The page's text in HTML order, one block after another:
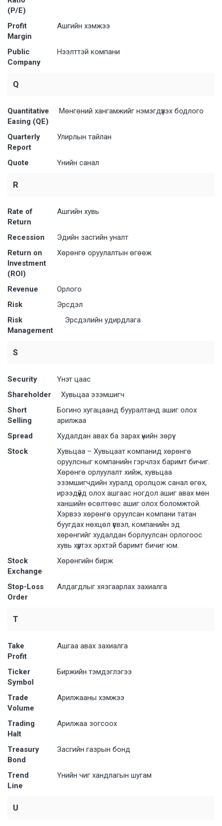
(P/E)
Profit
Margin
Ашгийн хэмжээ
Public
Company
Нээлттэй компани
Q
Quantitative
Easing (QE)
Мөнгөний хангамжийг нэмэгдүүлэх бодлого
Quarterly
Report
Улирлын тайлан
Quote Үнийн санал
R
Rate of
Return
Ашгийн хувь
Recession
Эдийн засгийн уналт
Return on
Investment
(ROI)
Хөрөнгө оруулалтын өгөөж
Revenue
Орлого
Risk
Эрсдэл
Risk
Management
Эрсдэлийн удирдлага
S
Security
Үнэт цаас
Shareholder
Хувьцаа эзэмшигч
Short
Selling
Богино хугацаанд бууралтанд ашиг олох
арилжаа
Spread
Худалдан авах ба зарах үнийн зөрүү
Stock
Хувьцаа – Хувьцаат компанид хөрөнгө
оруулсныг компанийн гэрчлэх баримт бичиг.
Хөрөнгө орлуулалт хийж, хувьцаа
эзэмшигчдийн хуралд оролцож санал өгөх,
ирээдүйд олох ашгаас ногдол ашиг авах мөн
ханшийн өсөлтөөс ашиг олох боломжтой.
Хэрвээ хөрөнгө оруулсан компани татан
буугдах нөхцөл үүсвэл, компанийн эд
хөрөнгийг худалдан борлуулсан орлогоос
хувь хүртэх эрхтэй баримт бичиг юм.
Stock
Exchange
Хөрөнгийн бирж
Stop-Loss
Order
Алдагдлыг хязгаарлах захиалга
T
Take
Profit
Ашгаа авах захиалга
Ticker
Symbol
Биржийн тэмдэглэгээ
Trade
Volume
Арилжааны хэмжээ
Trading
Halt
Арилжаа зогсоох
Treasury
Bond
Засгийн газрын бонд
Trend
Line
Үнийн чиг хандлагын шугам
U